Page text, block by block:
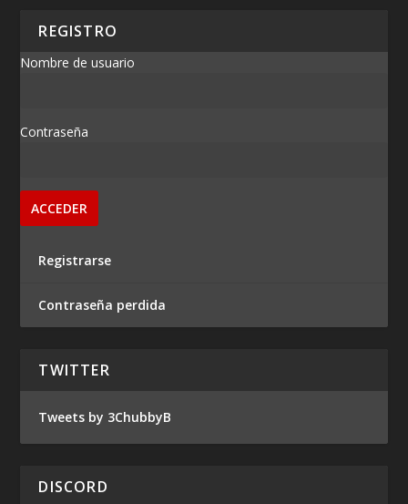
REGISTRO
Nombre de usuario
Contraseña
Registrarse
Contraseña perdida
TWITTER
Tweets by 3ChubbyB
DISCORD